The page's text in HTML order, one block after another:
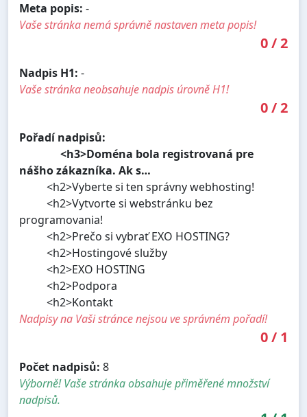
Meta popis: -
Vaše stránka nemá správně nastaven meta popis!
0/2
Nadpis H1: -
Vaše stránka neobsahuje nadpis úrovně H1!
0/2
Pořadí nadpisů:
<h3>Doména bola registrovaná pre
nášho zákazníka. Ak s…
<h2>Vyberte si ten správny webhosting!
<h2>Vytvorte si webstránku bez
programovania!
<h2>Prečo si vybrať EXO HOSTING?
<h2>Hostingové služby
<h2>EXO HOSTING
<h2>Podpora
<h2>Kontakt
Nadpisy na Vaši stránce nejsou ve správném pořadí!
0/ 1
Počet nadpisů: 8
Výborně! Vaše stránka obsahuje přiměřené množství
nadpisů.